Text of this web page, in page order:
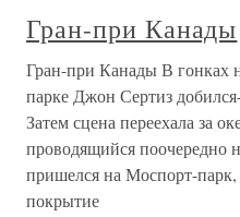
Гран-при Канады
Гран-при Канады В гонках
парке Джон Сертиз
Затем сцена переехала за
проводящийся поочередно
пришелся на Моспорт-парк,
покрытие